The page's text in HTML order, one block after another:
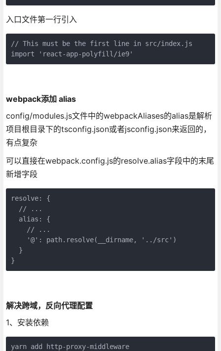
入口文件第一行引入
// This must be the first line in src/index.js
import 'react-app-polyfill/ie9'
webpack添加 alias
config/modules.js文件中的webpackAliases的alias是解析
项目根目录下的tsconfig.json或者jsconfig.json来返回的，
有点复杂
可以直接在webpack.config.js的resolve.alias字段中的末尾
新增字段
resolve: {
  // ...
  alias: {
    // ...
    '@': path.resolve(__dirname, '../src')
  }
}
解决跨域，反向代理配置
1、安装依赖
yarn add http-proxy-middleware